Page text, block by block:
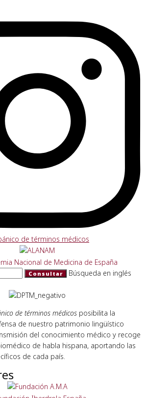
Consultar
Búsqueda en inglés
de términos médicos posibilita la
de nuestro patrimonio lingüístico
del conocimiento médico y recoge
de habla hispana, aportando las
de cada país.